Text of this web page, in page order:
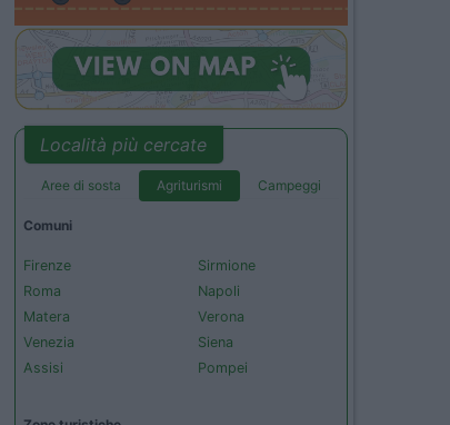
Località più cercate
Aree di sosta Agriturismi Campeggi
Comuni
Firenze
Roma
Matera
Venezia
Assisi
Sirmione
Napoli
Verona
Siena
Pompei